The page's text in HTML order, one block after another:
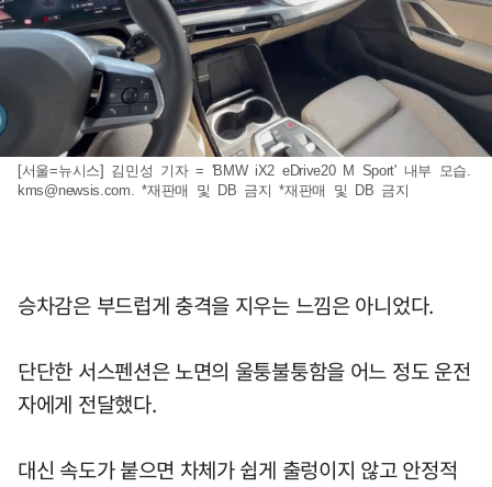
[서울=뉴시스] 김민성 기자 = 'BMW iX2 eDrive20 M Sport' 내부 모습.
kms@newsis.com. *재판매 및 DB 금지 *재판매 및 DB 금지
승차감은 부드럽게 충격을 지우는 느낌은 아니었다.
단단한 서스펜션은 노면의 울퉁불퉁함을 어느 정도 운전
자에게 전달했다.
대신 속도가 붙으면 차체가 쉽게 출렁이지 않고 안정적